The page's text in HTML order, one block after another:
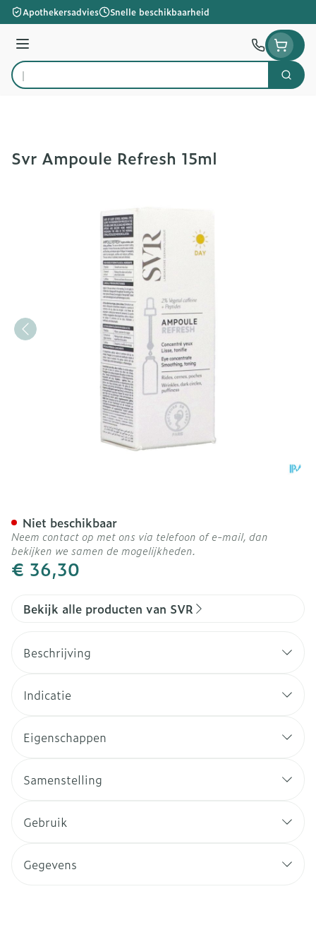
Ga naar de inhoud
Apothekersadvies Snelle beschikbaarheid
Menu
Product, merk, categorie...
Zoek
Svr Ampoule Refresh 15ml
€ 36,30
Niet beschikbaar
Neem contact op met ons via telefoon of e-mail, dan
bekijken we samen de mogelijkheden.
Bekijk alle producten van SVR
Beschrijving
Indicatie
Eigenschappen
Samenstelling
Gebruik
Gegevens